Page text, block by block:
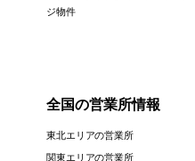
ジ物件
全国の営業所情報
東北エリアの営業所
関東エリアの営業所